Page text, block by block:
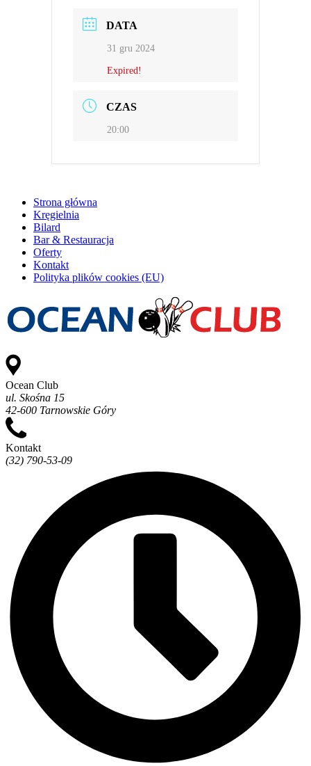
DATA
31 gru 2024
Expired!
CZAS
20:00
Strona główna
Kręgielnia
Bilard
Bar & Restauracja
Oferty
Kontakt
Polityka plików cookies (EU)
Ocean Club
ul. Skośna 15
42-600 Tarnowskie Góry
Kontakt
(32) 790-53-09